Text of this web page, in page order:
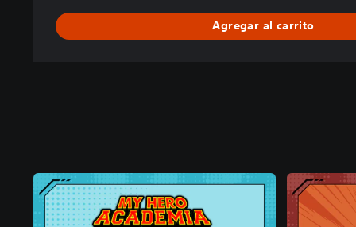
Agregar al carrito